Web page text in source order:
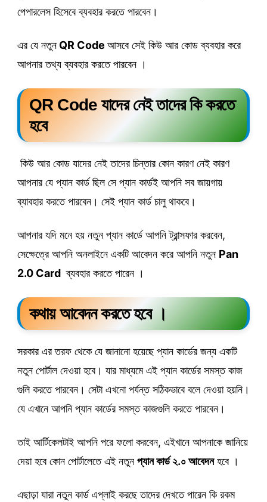
পেপারলেস হিসেবে ব্যবহার করতে পারবেন।
এর যে নতুন QR Code আসবে সেই কিউ আর কোড ব্যবহার করে
আপনার তথ্য ব্যবহার করতে পারবেন ।
QR Code যাদের নেই তাদের কি করতে
হবে
কিউ আর কোড যাদের নেই তাদের চিন্তার কোন কারণ নেই কারণ
আপনার যে প্যান কার্ড ছিল সে প্যান কার্ডই আপনি সব জায়গায়
ব্যাবহার করতে পারবেন। সেই প্যান কার্ড চালু থাকবে।
আপনার যদি মনে হয় নতুন প্যান কার্ডে আপনি ট্রান্সফার করবেন,
সেক্ষেত্রে আপনি অনলাইনে একটি আবেদন করে আপনি নতুন Pan
2.0 Card ব্যবহার করতে পারেন ।
কথায় আবেদন করতে হবে ।
সরকার এর তরফ থেকে যে জানানো হয়েছে প্যান কার্ডের জন্য একটি
নতুন পোর্টাল দেওয়া হবে। যার মাধ্যমে এই প্যান কার্ডের সমস্ত কাজ
গুলি করতে পারবেন। সেটা এখনো পর্যন্ত সঠিকভাবে বলে দেওয়া হয়নি।
যে এখানে আপনি প্যান কার্ডের সমস্ত কাজগুলি করতে পারবেন।
তাই আর্টিকেলটাই আপনি পরে ফলো করবেন, এইখানে আপনাকে জানিয়ে
দেয়া হবে কোন পোর্টালেতে এই নতুন প্যান কার্ড ২.০ আবেদনহবে ।
এছাড়া যারা নতুন কার্ড এপ্লাই করছে তাদের দেখতে পারেন কি রকম